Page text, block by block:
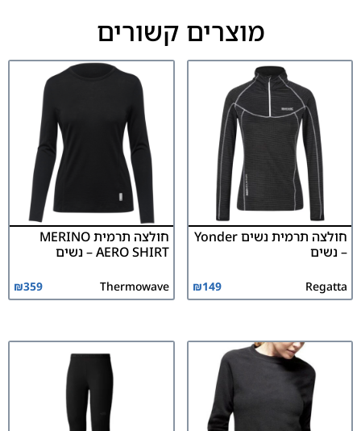
מוצרים קשורים
חולצה תרמית נשים Yonder
– נשים
Regatta
₪149
חולצה תרמית MERINO
AERO SHIRT – נשים
Thermowave
₪359